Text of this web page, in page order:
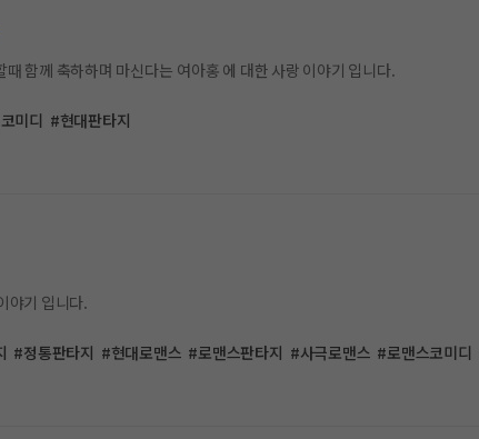
함께 축하하며 마신다는 여아홍 에 대한 사랑 이야기 입니다.
미디 #현대판타지
야기 입니다.
#정통판타지 #현대로맨스 #로맨스판타지 #사극로맨스 #로맨스코미디